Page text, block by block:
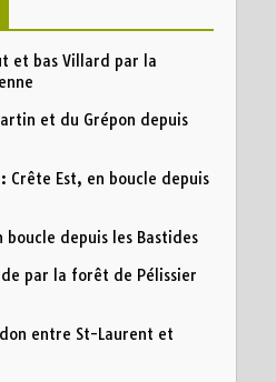
et bas Villard par la
et du Grépon depuis
Crête Est, en boucle depuis
boucle depuis les Bastides
par la forêt de Pélissier
entre St-Laurent et